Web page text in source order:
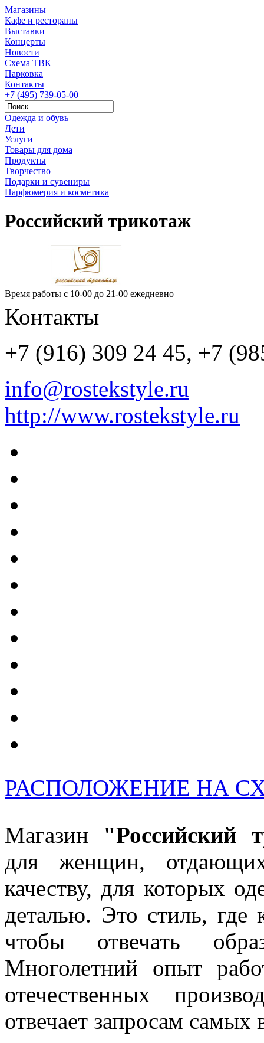
Магазины
Кафе и рестораны
Выставки
Концерты
Новости
Схема ТВК
Парковка
Контакты
+7 (495) 739-05-00
Одежда и обувь
Дети
Услуги
Товары для дома
Продукты
Творчество
Подарки и сувениры
Парфюмерия и косметика
Российский трикотаж
Время работы с 10-00 до 21-00 ежедневно
Контакты
+7 (916) 309 24 45, +7
info@rostekstyle.ru
http://www.rostekstyle.ru
РАСПОЛОЖЕНИЕ НА
Магазин "Российский
для женщин,
качеству, для которых
деталью. Это стиль, где
чтобы отвечать
Многолетний опыт
отечественных
отвечает запросам самых